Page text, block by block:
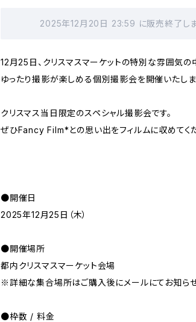
2025年12月20日 23:59 に販売終了し
12月25日、クリスマスマーケットの特別な雰囲気の
ゆったり撮影が楽しめる個別撮影会を開催いたしま
クリスマス当日限定のスペシャル撮影会です。
ぜひFancy Film*との思い出をフィルムに収めてく
●開催日
2025年12月25日（木）
●開催場所
都内クリスマスマーケット会場
※詳細な集合場所はご購入後にメールにてお知らせ
●枠数 / 料金